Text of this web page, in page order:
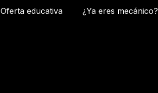
Oferta educativa ¿Ya eres mecánico?